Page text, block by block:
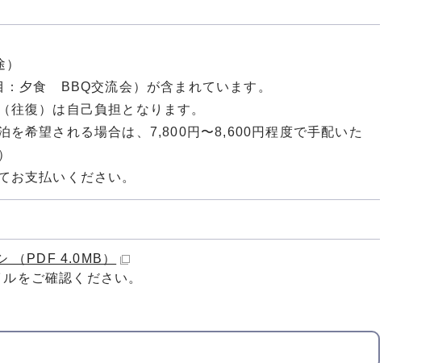
夕食 BBQ交流会）が含まれています。
往復）は自己負担となります。
を希望される場合は、7,800円〜8,600円程度で手配いた
お支払いください。
（PDF 4.0MB）
をご確認ください。